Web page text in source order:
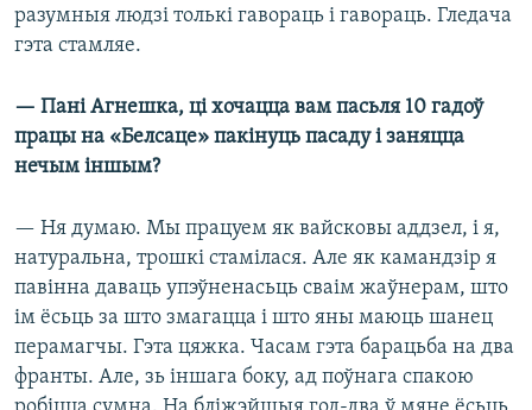
разумныя людзі толькі гавораць і гавораць. Гледача
гэта стамляе.
— Пані Агнешка, ці хочацца вам пасьля 10 гадоў
працы на «Белсаце» пакінуць пасаду і заняцца
нечым іншым?
— Ня думаю. Мы працуем як вайсковы аддзел, і я,
натуральна, трошкі стамілася. Але як камандзір я
павінна даваць упэўненасьць сваім жаўнерам, што
ім ёсьць за што змагацца і што яны маюць шанец
перамагчы. Гэта цяжка. Часам гэта барацьба на два
франты. Але, зь іншага боку, ад поўнага спакою